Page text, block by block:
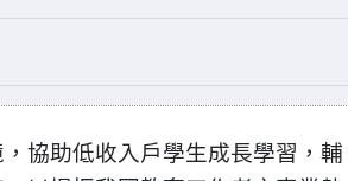
，協助低收入戶學生成長學習，輔